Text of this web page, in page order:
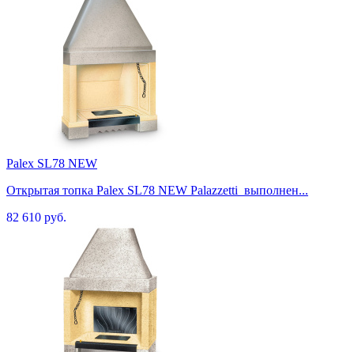
Palex SL78 NEW
Открытая топка Palex SL78 NEW Palazzetti выполнен...
82 610 руб.